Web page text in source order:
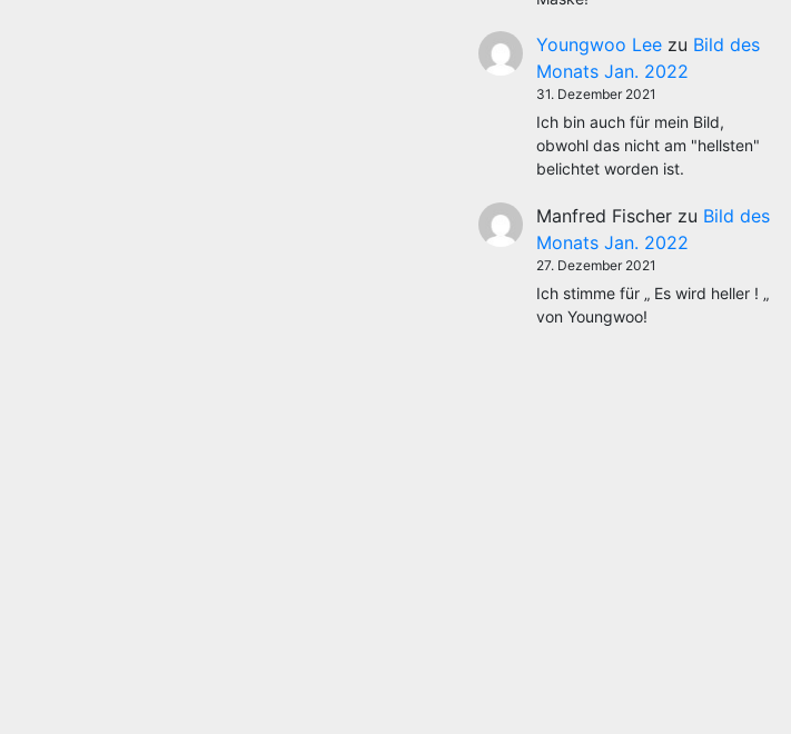
Youngwoo Lee zu Bild des
Monats Jan. 2022
31. Dezember 2021
Ich bin auch für mein Bild,
obwohl das nicht am "hellsten"
belichtet worden ist.
Manfred Fischer zu Bild des
Monats Jan. 2022
27. Dezember 2021
Ich stimme für „ Es wird heller ! „
von Youngwoo!